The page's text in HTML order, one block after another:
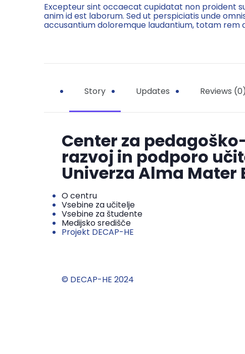
Excepteur sint occaecat cupidatat non proident
anim id est laborum. Sed ut perspiciatis unde
accusantium doloremque laudantium, totam rem
Story Updates Reviews (0)
Center za
razvoj in podporo
Univerza Alma Mater
O centru
Vsebine za učitelje
Vsebine za študente
Medijsko središče
Projekt DECAP-HE
© DECAP-HE 2024